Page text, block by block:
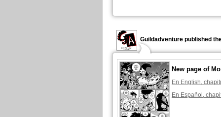
Guildadventure published
New page of
En English,
En Español,